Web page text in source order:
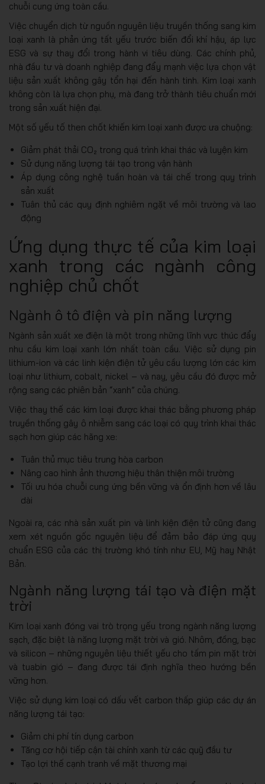
chuỗi cung ứng toàn cầu.
Việc chuyển dịch từ nguồn nguyên liệu truyền thống sang kim
loại xanh là phản ứng tất yếu trước biến đổi khí hậu, áp lực
ESG và sự thay đổi trong hành vi tiêu dùng. Các chính phủ,
nhà đầu tư và doanh nghiệp đang đẩy mạnh việc lựa chọn vật
liệu sản xuất không gây tổn hại đến hành tinh. Kim loại xanh
không còn là lựa chọn phụ, mà đang trở thành tiêu chuẩn mới
trong sản xuất hiện đại.
Một số yếu tố then chốt khiến kim loại xanh được ưa chuộng:
Giảm phát thải CO₂ trong quá trình khai thác và luyện kim
Sử dụng năng lượng tái tạo trong vận hành
Áp dụng công nghệ tuần hoàn và tái chế trong quy trình
sản xuất
Tuân thủ các quy định nghiêm ngặt về môi trường và lao
động
Ứng dụng thực tế của kim loại
xanh trong các ngành công
nghiệp chủ chốt
Ngành ô tô điện và pin năng lượng
Ngành sản xuất xe điện là một trong những lĩnh vực thúc đẩy
nhu cầu kim loại xanh lớn nhất toàn cầu. Việc sử dụng pin
lithium-ion và các linh kiện điện tử yêu cầu lượng lớn các kim
loại như lithium, cobalt, nickel – và nay, yêu cầu đó được mở
rộng sang các phiên bản “xanh” của chúng.
Việc thay thế các kim loại được khai thác bằng phương pháp
truyền thống gây ô nhiễm sang các loại có quy trình khai thác
sạch hơn giúp các hãng xe:
Tuân thủ mục tiêu trung hòa carbon
Nâng cao hình ảnh thương hiệu thân thiện môi trường
Tối ưu hóa chuỗi cung ứng bền vững và ổn định hơn về lâu
dài
Ngoài ra, các nhà sản xuất pin và linh kiện điện tử cũng đang
xem xét nguồn gốc nguyên liệu để đảm bảo đáp ứng quy
chuẩn ESG của các thị trường khó tính như EU, Mỹ hay Nhật
Bản.
Ngành năng lượng tái tạo và điện mặt
trời
Kim loại xanh đóng vai trò trọng yếu trong ngành năng lượng
sạch, đặc biệt là năng lượng mặt trời và gió. Nhôm, đồng, bạc
và silicon – những nguyên liệu thiết yếu cho tấm pin mặt trời
và tuabin gió – đang được tái định nghĩa theo hướng bền
vững hơn.
Việc sử dụng kim loại có dấu vết carbon thấp giúp các dự án
năng lượng tái tạo:
Giảm chi phí tín dụng carbon
Tăng cơ hội tiếp cận tài chính xanh từ các quỹ đầu tư
Tạo lợi thế cạnh tranh về mặt thương mại